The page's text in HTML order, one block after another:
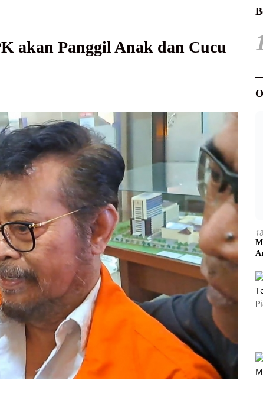
akan Panggil Anak dan Cucu